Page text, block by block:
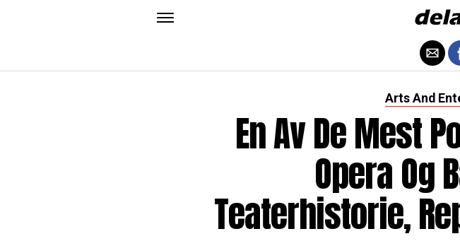
Arts And
En Av De Mest
Opera Og
Teaterhistorie,